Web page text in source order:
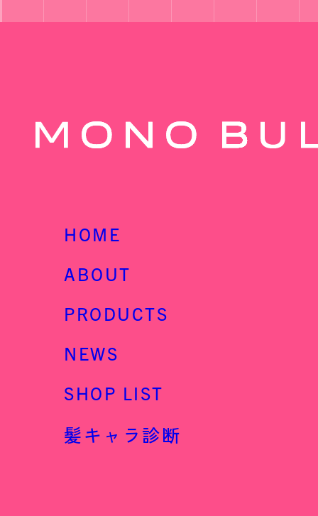
HOME
ABOUT
PRODUCTS
NEWS
SHOP LIST
髪キャラ診断